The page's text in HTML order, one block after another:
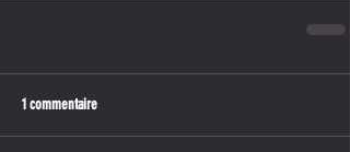
1 commentaire